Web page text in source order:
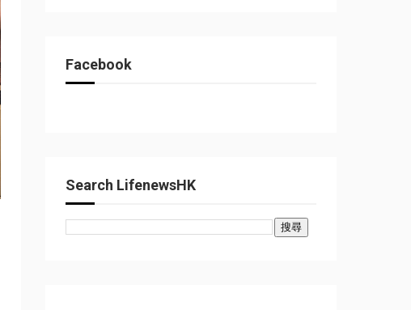
Facebook
Search LifenewsHK